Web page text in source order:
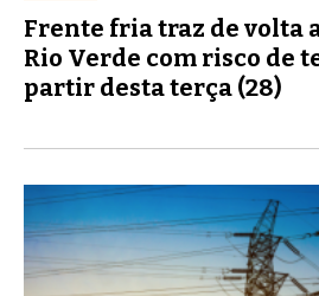
Frente fria traz de volta
Rio Verde com risco de
partir desta terça (28)